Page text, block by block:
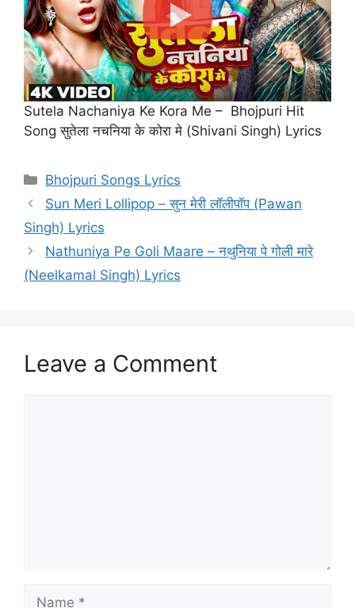
Sutela Nachaniya Ke Kora Me – Bhojpuri Hit
Song सुतेला नचनिया के कोरा मे (Shivani Singh) Lyrics
Categories
Bhojpuri Songs Lyrics
Sun Meri Lollipop – सुन मेरी लॉलीपॉप (Pawan
Singh) Lyrics
Nathuniya Pe Goli Maare – नथुनिया पे गोली मारे
(Neelkamal Singh) Lyrics
Leave a Comment
Name